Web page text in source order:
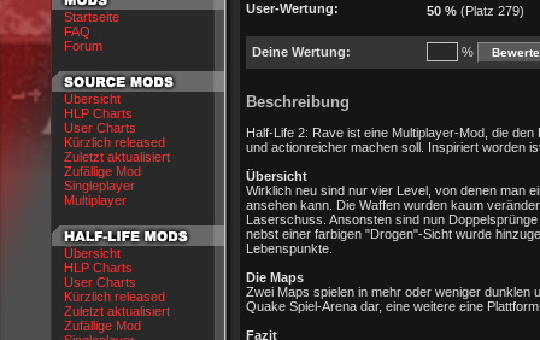
Startseite
FAQ
Forum
Übersicht
HLP Charts
User Charts
Kürzlich released
Zuletzt aktualisiert
Zufällige Mod
Singleplayer
Multiplayer
Übersicht
HLP Charts
User Charts
Kürzlich released
Zuletzt aktualisiert
Zufällige Mod
User-Wertung:
50 % (Platz 279)
Deine Wertung: %
Beschreibung
Half-Life 2: Rave ist eine Multiplayer-Mod, die
und actionreicher machen soll. Inspiriert worden
Übersicht
Wirklich neu sind nur vier Level, von denen man
ansehen kann. Die Waffen wurden kaum
Laserschuss. Ansonsten sind nun
nebst einer farbigen "Drogen"-Sicht wurde
Lebenspunkte.
Die Maps
Zwei Maps spielen in mehr oder weniger dunklen
Quake Spiel-Arena dar, eine weitere eine
Fazit